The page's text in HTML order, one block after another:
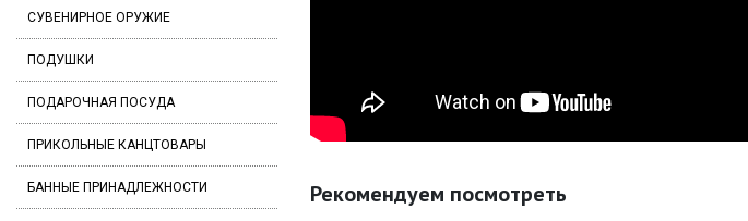
СУВЕНИРНОЕ ОРУЖИЕ
ПОДУШКИ
ПОДАРОЧНАЯ ПОСУДА
ПРИКОЛЬНЫЕ КАНЦТОВАРЫ
БАННЫЕ ПРИНАДЛЕЖНОСТИ Рекомендуем посмотреть